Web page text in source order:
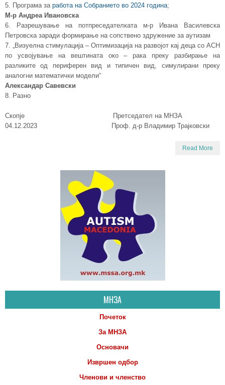
5. Програма за работа на Собранието во 2024 година;
М-р Андреа Ивановска
6. Разрешување на потпреседателката м-р Ивана Василевска
Петровска заради формирање на сопствено здружение за аутизам
7. „Визуелна стимулација – Оптимизација на развојот кај деца со АСН
по усвојување на вештината око – рака преку разбирање на
разликите од периферен вид и типичен вид, симулирани преку
аналогни математички модели“
Александар Савевски
8. Разно
Скопје Претседател на МНЗА
04.12.2023 Проф. д-р Владимир Трајковски
Read More
МНЗА
Почеток
За МНЗА
Основачи
Извршен одбор
Членови и членство